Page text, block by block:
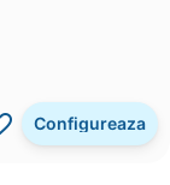
Configureaza